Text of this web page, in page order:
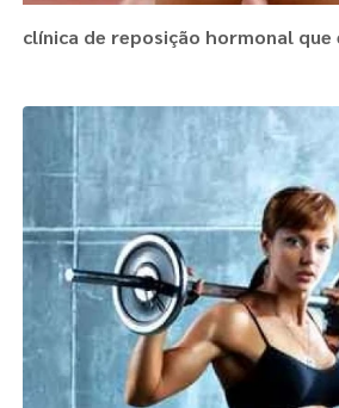
clínica de reposição hormonal que